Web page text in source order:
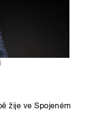
žije ve Spojeném